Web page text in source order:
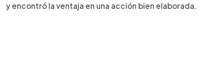
y encontró la ventaja en una acción bien elaborada.